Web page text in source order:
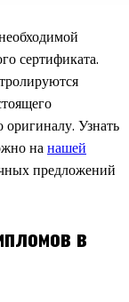
сертификата.
оригиналу. Узнать
нанашей
предложений
в